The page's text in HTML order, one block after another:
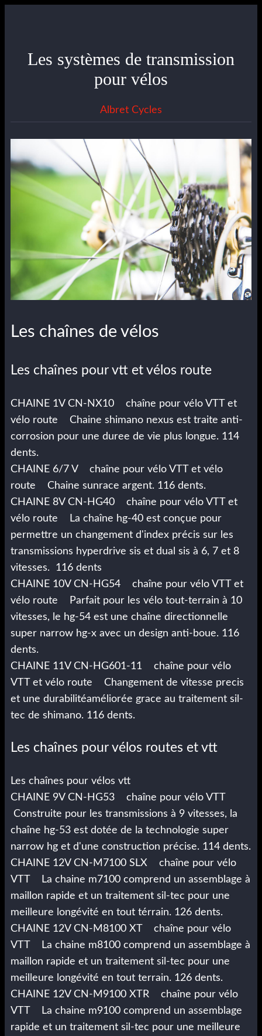
Les systèmes de transmission
pour vélos
Albret Cycles
Les chaînes de vélos
Les chaînes pour vtt et vélos route
CHAINE 1V CN-NX10 chaîne pour vélo VTT et
vélo route Chaine shimano nexus est traite anti-
corrosion pour une duree de vie plus longue. 114
dents.
CHAINE 6/7 V chaîne pour vélo VTT et vélo
route Chaine sunrace argent. 116 dents.
CHAINE 8V CN-HG40 chaîne pour vélo VTT et
vélo route La chaîne hg-40 est conçue pour
permettre un changement d'index précis sur les
transmissions hyperdrive sis et dual sis à 6, 7 et 8
vitesses. 116 dents
CHAINE 10V CN-HG54 chaîne pour vélo VTT et
vélo route Parfait pour les vélo tout-terrain à 10
vitesses, le hg-54 est une chaîne directionnelle
super narrow hg-x avec un design anti-boue. 116
dents.
CHAINE 11V CN-HG601-11 chaîne pour vélo
VTT et vélo route Changement de vitesse precis
et une durabilitéaméliorée grace au traitement sil-
tec de shimano. 116 dents.
Les chaînes pour vélos routes et vtt
Les chaînes pour vélos vtt
CHAINE 9V CN-HG53 chaîne pour vélo VTT
Construite pour les transmissions à 9 vitesses, la
chaîne hg-53 est dotée de la technologie super
narrow hg et d'une construction précise. 114 dents.
CHAINE 12V CN-M7100 SLX chaîne pour vélo
VTT La chaine m7100 comprend un assemblage à
maillon rapide et un traitement sil-tec pour une
meilleure longévité en tout térrain. 126 dents.
CHAINE 12V CN-M8100 XT chaîne pour vélo
VTT La chaine m8100 comprend un assemblage à
maillon rapide et un traitement sil-tec pour une
meilleure longévité en tout terrain. 126 dents.
CHAINE 12V CN-M9100 XTR chaîne pour vélo
VTT La chaine m9100 comprend un assemblage
rapide et un traitement sil-tec pour une meilleure